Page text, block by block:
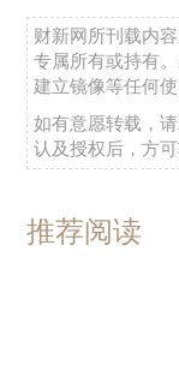
财新网所刊载内
专属所有或持有
建立镜像等任何使
如有意愿转载，
认及授权后，方可
推荐阅读